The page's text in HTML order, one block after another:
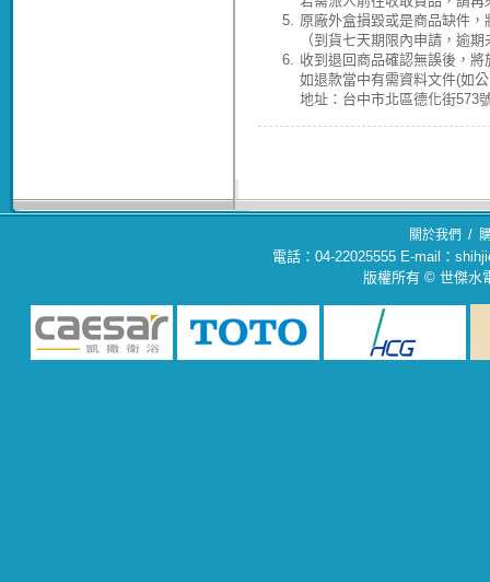
5. 原廠外盒損毀或是商品缺件
（到貨七天期限內申請，逾
6. 收到退回商品確認無誤後，
如退款當中有需資料文件(如
地址：台中市北區德化街573
關於我們 /
電話：04-22025555 E-mail：
版權所有 © 世傑水